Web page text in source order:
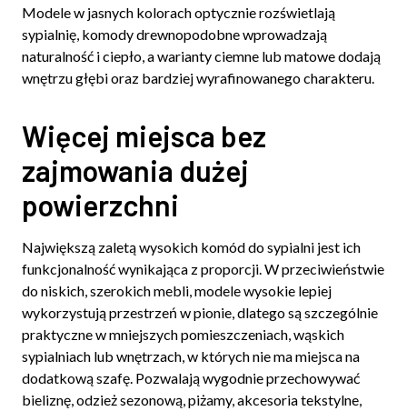
Modele w jasnych kolorach optycznie rozświetlają
sypialnię, komody drewnopodobne wprowadzają
naturalność i ciepło, a warianty ciemne lub matowe dodają
wnętrzu głębi oraz bardziej wyrafinowanego charakteru.
Więcej miejsca bez
zajmowania dużej
powierzchni
Największą zaletą wysokich komód do sypialni jest ich
funkcjonalność wynikająca z proporcji. W przeciwieństwie
do niskich, szerokich mebli, modele wysokie lepiej
wykorzystują przestrzeń w pionie, dlatego są szczególnie
praktyczne w mniejszych pomieszczeniach, wąskich
sypialniach lub wnętrzach, w których nie ma miejsca na
dodatkową szafę. Pozwalają wygodnie przechowywać
bieliznę, odzież sezonową, piżamy, akcesoria tekstylne,